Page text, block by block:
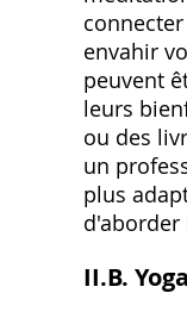
envahir
peuvent
leurs
ou des
un
plus
d'aborder
II.B.